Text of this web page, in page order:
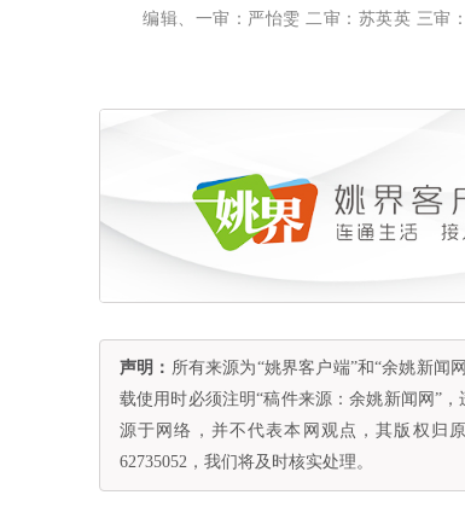
编辑、一审：严怡雯 二审：苏英英 三审
声明： 所有来源为“姚界客户端”和“余姚新闻
载使用时必须注明“稿件来源：余姚新闻网”
源于网络，并不代表本网观点，其版权归
62735052，我们将及时核实处理。